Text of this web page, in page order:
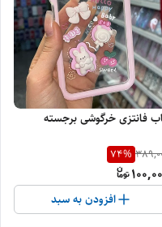
فانتزی خرگوشی برجسته
74%
افزودن به سبد